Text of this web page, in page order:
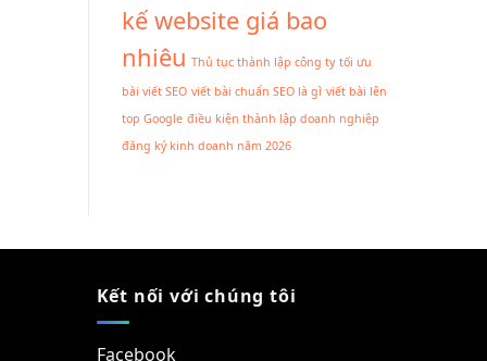
kế website giá bao
nhiêu Thủ tục thành lập công ty tối ưu
bài viết SEO viết bài chuẩn SEO là gì viết bài lên
top Google điều kiện thành lập doanh nghiệp
đăng ký kinh doanh năm 2026
Kết nối với chúng tôi
Facebook